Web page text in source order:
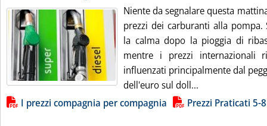
Niente da segnalare questa
prezzi dei carburanti alla
la calma dopo la pioggia di
mentre i prezzi internazionali
influenzati principalmente dal
dell'euro sul doll...
Lista allegati PDF alla notizia
I prezzi compagnia per compagnia Prezzi Praticati 5-8